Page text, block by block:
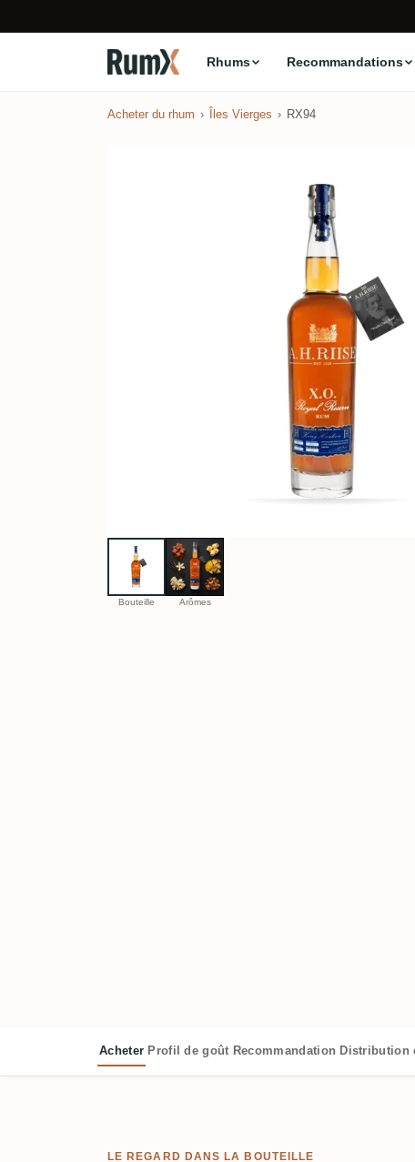
Rhums Recommandations
Acheter du rhum Îles Vierges RX94
Bouteille Arômes
Acheter Profil de goût Recommandation Distribution
LE REGARD DANS LA BOUTEILLE